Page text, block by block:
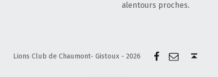
alentours proches.
Lions Club de Chaumont- Gistoux - 2026